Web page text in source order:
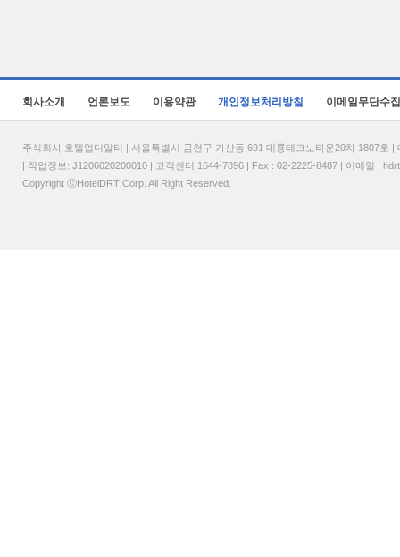
회사소개 언론보도 이용약관 개인정보처리방침 이메일무단수
주식회사 호텔업디알티 | 서울특별시 금천구 가산동 691 대륭테크노타운20차 1807
| 직업정보: J1206020200010 | 고객센터 1644-7896 | Fax : 02-2225-8487 | 이메일 :
Copyright ⓒHotelDRT Corp. All Right Reserved.